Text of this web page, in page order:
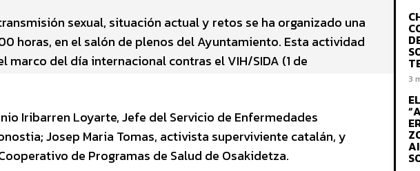
sexual, situación actual y retos se ha organizado una
horas, en el salón de plenos del Ayuntamiento. Esta actividad
marco del día internacional contras el VIH/SIDA (1 de
Iribarren Loyarte, Jefe del Servicio de Enfermedades
Josep Maria Tomas, activista superviviente catalán, y
de Programas de Salud de Osakidetza.
3